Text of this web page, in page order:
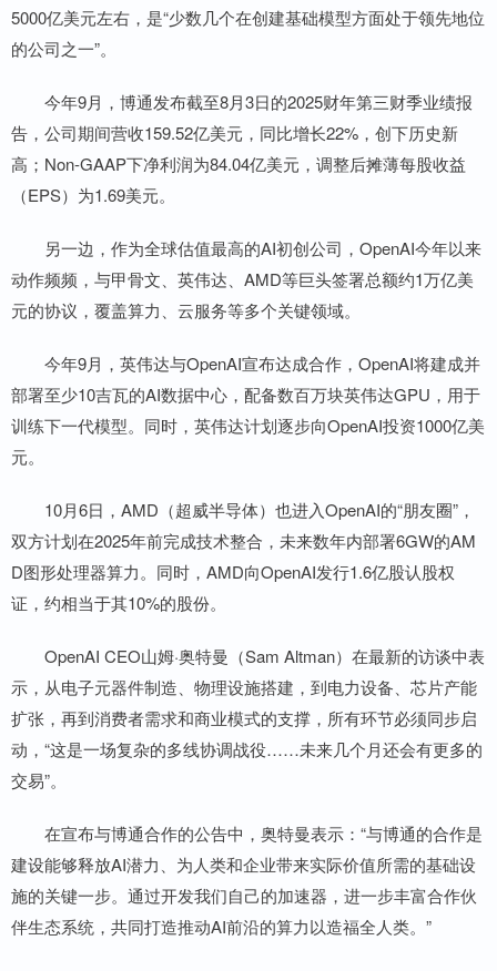
5000亿美元左右，是“少数几个在创建基础模型方面处于领先地位
的公司之一”。
今年9月，博通发布截至8月3日的2025财年第三财季业绩报
告，公司期间营收159.52亿美元，同比增长22%，创下历史新
高；Non-GAAP下净利润为84.04亿美元，调整后摊薄每股收益
（EPS）为1.69美元。
另一边，作为全球估值最高的AI初创公司，OpenAI今年以来
动作频频，与甲骨文、英伟达、AMD等巨头签署总额约1万亿美
元的协议，覆盖算力、云服务等多个关键领域。
今年9月，英伟达与OpenAI宣布达成合作，OpenAI将建成并
部署至少10吉瓦的AI数据中心，配备数百万块英伟达GPU，用于
训练下一代模型。同时，英伟达计划逐步向OpenAI投资1000亿美
元。
10月6日，AMD（超威半导体）也进入OpenAI的“朋友圈”，
双方计划在2025年前完成技术整合，未来数年内部署6GW的AM
D图形处理器算力。同时，AMD向OpenAI发行1.6亿股认股权
证，约相当于其10%的股份。
OpenAI CEO山姆·奥特曼（Sam Altman）在最新的访谈中表
示，从电子元器件制造、物理设施搭建，到电力设备、芯片产能
扩张，再到消费者需求和商业模式的支撑，所有环节必须同步启
动，“这是一场复杂的多线协调战役……未来几个月还会有更多的
交易”。
在宣布与博通合作的公告中，奥特曼表示：“与博通的合作是
建设能够释放AI潜力、为人类和企业带来实际价值所需的基础设
施的关键一步。通过开发我们自己的加速器，进一步丰富合作伙
伴生态系统，共同打造推动AI前沿的算力以造福全人类。”